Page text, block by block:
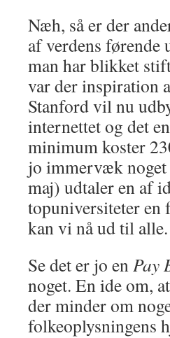
Næh, så er der
af verdens
man har blikket
var der inspiration
Stanford vil nu
internettet og det
minimum koster
jo immervæk noget
maj) udtaler en af
topuniversiteter en
kan vi nå ud til
Se det er jo enPay
noget. En ide om,
der minder om
folkeoplysningens